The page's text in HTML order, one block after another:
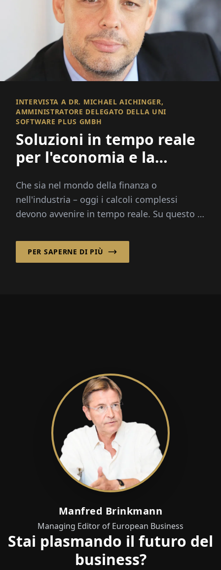
INTERVISTA A DR. MICHAEL AICHINGER,
AMMINISTRATORE DELEGATO DELLA UNI
SOFTWARE PLUS GMBH
Soluzioni in tempo reale
per l'economia e la
Che sia nel mondo della finanza o
nell'industria – oggi i calcoli complessi
devono avvenire in tempo reale. Su questo è
Integra...
PER SAPERNE DI PIÙ
Manfred Brinkmann
Managing Editor of European Business
Stai plasmando il futuro del
business?